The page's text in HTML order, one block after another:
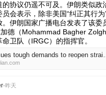
的协议仍遥不可及。伊朗类似
会表示，除非美国“纠正其行
。伊朗国家广播电台发表了该委
加德（Mohammad Bagher
卫队（IRGC）的指挥官。
Iran issues tough
•昨天